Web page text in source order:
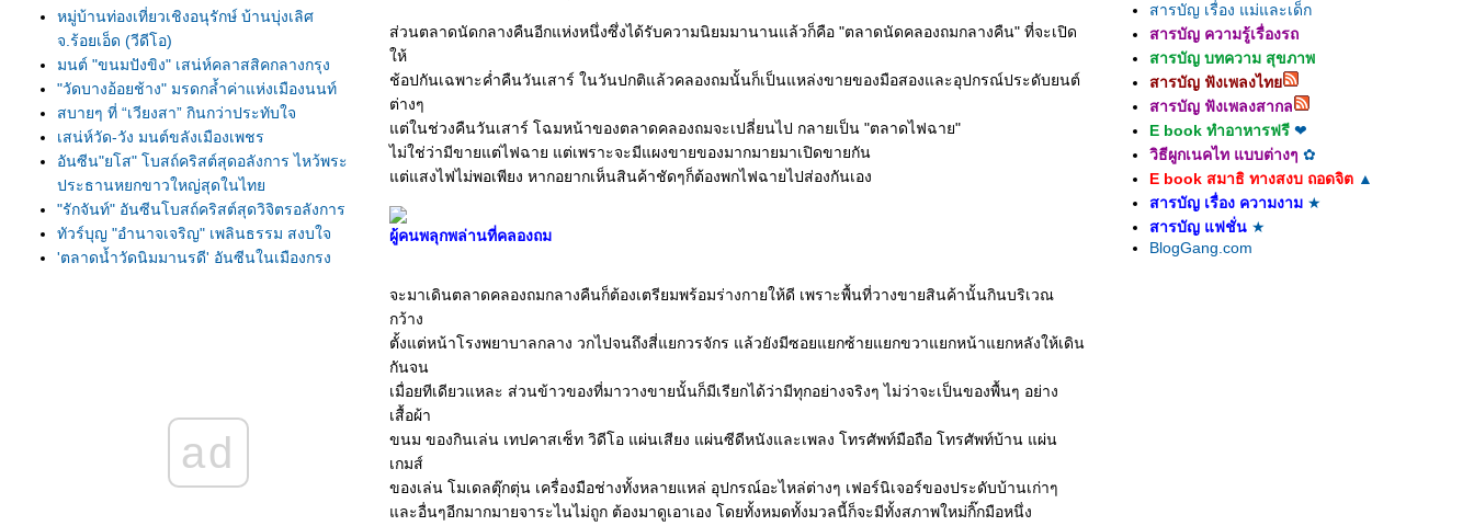
หมู่บ้านท่องเที่ยวเชิงอนุรักษ์ บ้านบุ่งเลิศ
จ.ร้อยเอ็ด (วีดีโอ)
มนต์ "ขนมปังขิง" เสน่ห์คลาสสิคกลางกรุง
"วัดบางอ้อยช้าง" มรดกล้ำค่าแห่งเมืองนนท์
สบายๆ ที่ “เวียงสา” กินกว่าประทับใจ
เสน่ห์วัด-วัง มนต์ขลังเมืองเพชร
อันซีน"ยโส" โบสถ์คริสต์สุดอลังการ ไหว้พระ
ประธานหยกขาวใหญ่สุดในไท
"รักจันท์" อันซีนโบสถ์คริสต์สุดวิจิตรอลังการ
ทัวร์บุญ "อำนาจเจริญ" เพลินธรรม สงบใจ
'ตลาดน้ำวัดนิมมานรดี' อันซีนในเมืองกรุง
ท่องเที่ยวอย่างรู้คุณค่ากับ “การท่องเที่ยวโด
ad
ส่วนตลาดนัดกลางคืนอีกแห่งหนึ่งซึ่งได้รับความนิยมมานานแล้วก็คือ "ตลาดนัดคลองถมกลางคืน" ที่จะเปิด
ห้
ช้อปกันเฉพาะค่ำคืนวันเสาร์ ในวันปกติแล้วคลองถมนั้นก็เป็นแหล่งขายของมือสองและอุปกรณ์ประดับยนต์
ต่างๆ
ต่ในช่วงคืนวันเสาร์ โฉมหน้าของตลาดคลองถมจะเปลี่ยนไป กลายเป็น "ตลาดไฟฉาย"
ไม่ใช่ว่ามีขายแต่ไฟฉาย แต่เพราะจะมีแผงขายของมากมายมาเปิดขายกัน
ต่แสงไฟไม่พอเพียง หากอยากเห็นสินค้าชัดๆก็ต้องพกไฟฉายไปส่องกันเอง
ผู้คนพลุกพล่านที่คลองถม
จะมาเดินตลาดคลองถมกลางคืนก็ต้องเตรียมพร้อมร่างกายให้ดี เพราะพื้นที่วางขายสินค้านั้นกินบริเวณ
กว้าง
ตั้งแต่หน้าโรงพยาบาลกลาง วกไปจนถึงสี่แยกวรจักร แล้วยังมีซอยแยกซ้ายแยกขวาแยกหน้าแยกหลังให้เดิน
กันจน
เมื่อยทีเดียวแหละ ส่วนข้าวของที่มาวางขายนั้นก็มีเรียกได้ว่ามีทุกอย่างจริงๆ ไม่ว่าจะเป็นของพื้นๆ อย่าง
เสื้อผ้า
ขนม ของกินเล่น เทปคาสเซ็ท วิดีโอ แผ่นเสียง แผ่นซีดีหนังและเพลง โทรศัพท์มือถือ โทรศัพท์บ้าน แผ่น
เกมส์
ของเล่น โมเดลตุ๊กตุ่น เครื่องมือช่างทั้งหลายแหล่ อุปกรณ์อะไหล่ต่างๆ เฟอร์นิเจอร์ของประดับบ้านเก่าๆ
ละอื่นๆอีกมากมายจาระไนไม่ถูก ต้องมาดูเอาเอง โดยทั้งหมดทั้งมวลนี้ก็จะมีทั้งสภาพใหม่กิ๊กมือหนึ่ง
สารบัญ เรื่อง แม่และเด็ก
สารบัญ ความรู้เรื่องรถ
สารบัญ บทความ สุขภาพ
สารบัญ ฟังเพลงไท
สารบัญ ฟังเพลงสากล
E book ทำอาหารฟรี ❤
วิธีผูกเนคไท แบบต่างๆ ✿
E book สมาธิ ทางสงบ ถอดจิต ▲
สารบัญ เรื่อง ความงาม ★
สารบัญ แฟชั่น ★
BlogGang.com